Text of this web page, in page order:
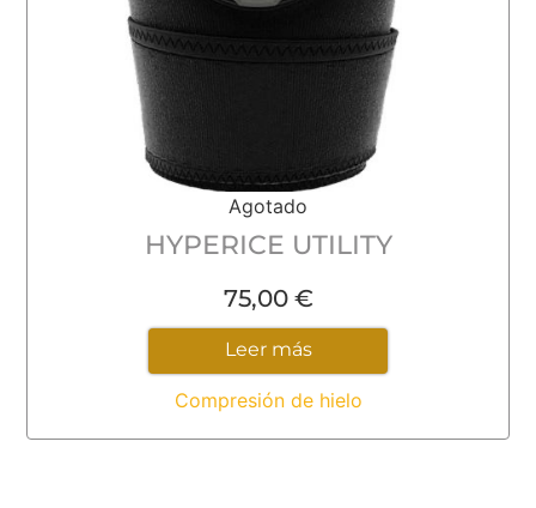
Agotado
HYPERICE UTILITY
75,00 €
Leer más
Compresión de hielo